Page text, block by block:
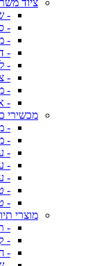
ציוד
-
-
-
-
-
-
-
-
מכשירי
-
-
-
-
-
-
-
מוצרי
-
-
-